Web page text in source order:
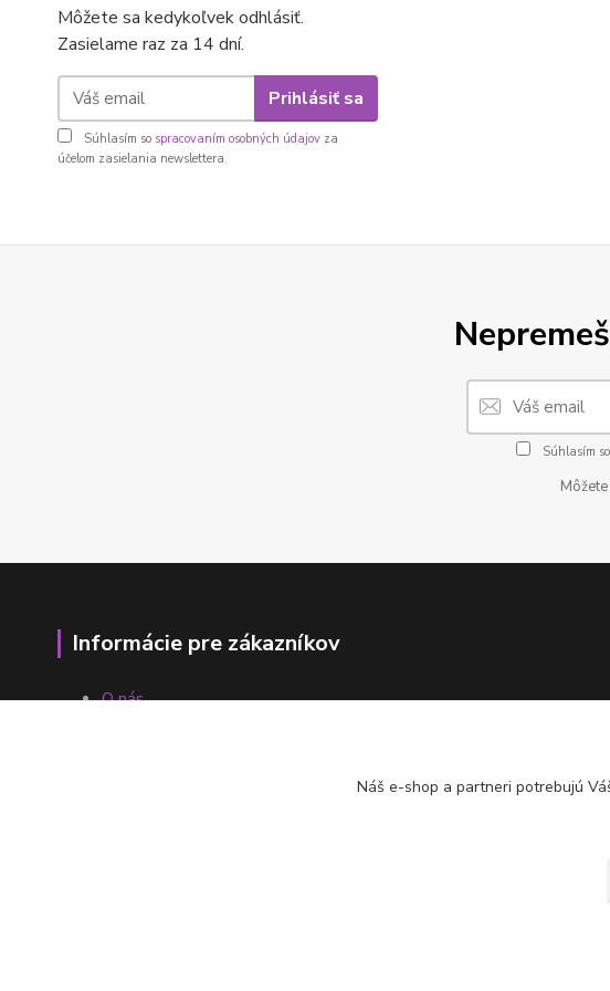
Môžete sa kedykoľvek odhlásiť.
Zasielame raz za 14 dní.
Prihlásiť sa
Súhlasím so spracovaním osobných údajov za
účelom zasielania newslettera.
Súhlasím so
Informácie pre zákazníkov
O nás
Náš e-shop a partneri potrebujú